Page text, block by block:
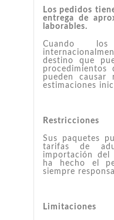
Los pedidos
entrega de
laborables.
Cuando los
destino que
procedimientos
pueden causar
estimaciones
Restricciones
Sus paquetes
tarifas de
importación del
ha hecho el
siempre
Limitaciones